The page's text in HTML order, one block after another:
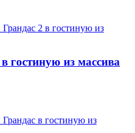
гостиную из массива